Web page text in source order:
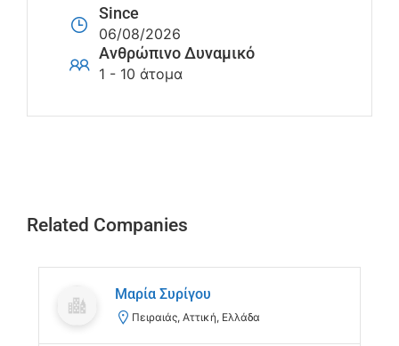
Since
06/08/2026
Ανθρώπινο Δυναμικό
1 - 10 άτομα
Related Companies
Μαρία Συρίγου
Πειραιάς, Αττική, Ελλάδα